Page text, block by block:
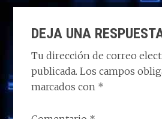
d
o
n
b
o
o
k
e
dI
n
s
p
p
CON
LOS
LECTORES
DEJA UNA
Tu dirección de correo
publicada. Los campos
marcados con *